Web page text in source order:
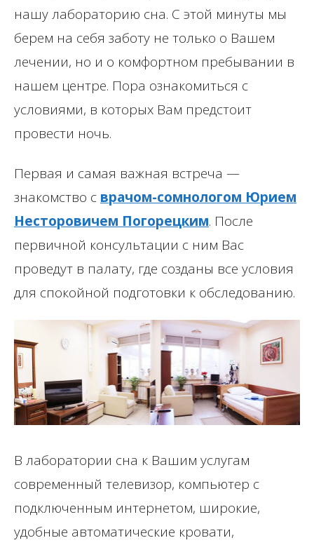
нашу лабораторию сна. С этой минуты мы
берем на себя заботу не только о Вашем
лечении, но и о комфортном пребывании в
нашем центре. Пора ознакомиться с
условиями, в которых Вам предстоит
провести ночь.
Первая и самая важная встреча —
знакомство с врачом-сомнологом Юрием
Несторовичем Погорецким. После
первичной консультации с ним Вас
проведут в палату, где созданы все условия
для спокойной подготовки к обследованию.
В лаборатории сна к Вашим услугам
современный телевизор, компьютер с
подключенным интернетом, широкие,
удобные автоматические кровати,